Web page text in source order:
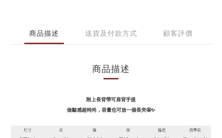
商品描述 送貨及付款方式 顧客評價
商品描述
附上長背帶可肩背手提
做皺感超時尚，容量也可放一個長夾🤩✨